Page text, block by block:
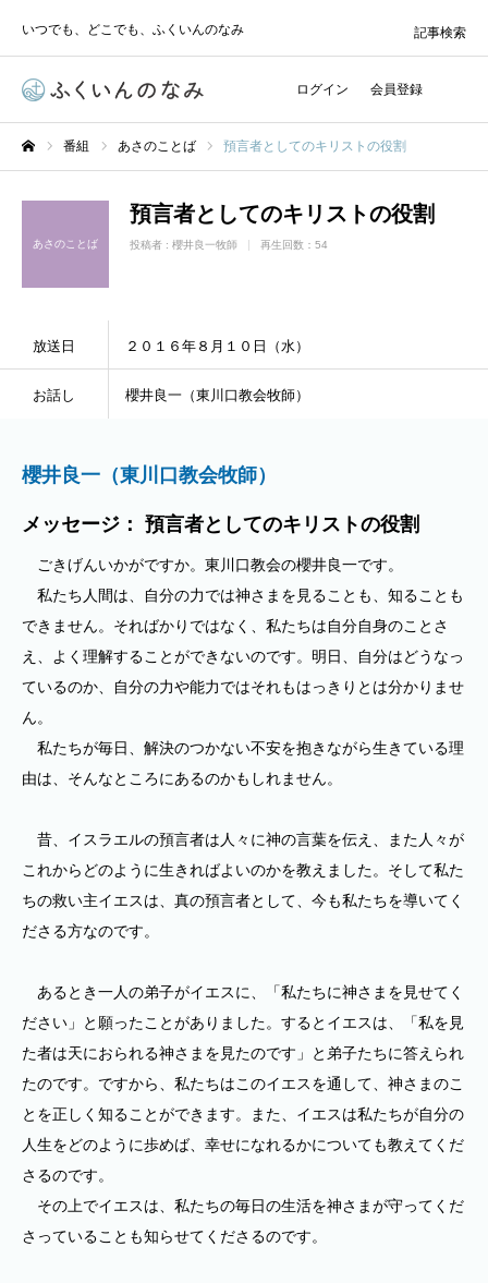
いつでも、どこでも、ふくいんのなみ
ログイン 会員登録
記事検索
番組 あさのことば 預言者としてのキリストの役割
あさのことば
預言者としてのキリストの役割
投稿者 : 櫻井良一牧師 再生回数：54
放送日 ２０１６年８月１０日（水）
お話し 櫻井良一（東川口教会牧師）
櫻井良一（東川口教会牧師）
メッセージ： 預言者としてのキリストの役割
ごきげんいかがですか。東川口教会の櫻井良一です。
私たち人間は、自分の力では神さまを見ることも、知ることも
できません。そればかりではなく、私たちは自分自身のことさ
え、よく理解することができないのです。明日、自分はどうなっ
ているのか、自分の力や能力ではそれもはっきりとは分かりませ
ん。
私たちが毎日、解決のつかない不安を抱きながら生きている理
由は、そんなところにあるのかもしれません。
昔、イスラエルの預言者は人々に神の言葉を伝え、また人々が
これからどのように生きればよいのかを教えました。そして私た
ちの救い主イエスは、真の預言者として、今も私たちを導いてく
ださる方なのです。
あるとき一人の弟子がイエスに、「私たちに神さまを見せてく
ださい」と願ったことがありました。するとイエスは、「私を見
た者は天におられる神さまを見たのです」と弟子たちに答えられ
たのです。ですから、私たちはこのイエスを通して、神さまのこ
とを正しく知ることができます。また、イエスは私たちが自分の
人生をどのように歩めば、幸せになれるかについても教えてくだ
さるのです。
その上でイエスは、私たちの毎日の生活を神さまが守ってくだ
さっていることも知らせてくださるのです。